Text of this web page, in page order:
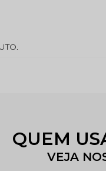
QUEM
VEJA